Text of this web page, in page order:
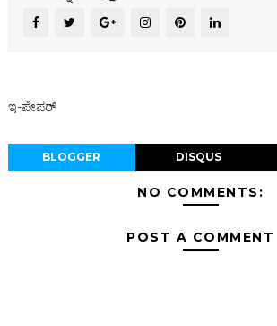
ಇ-ಪೇಪರ್‌
BLOGGER DISQUS
NO COMMENTS:
POST A COMMENT